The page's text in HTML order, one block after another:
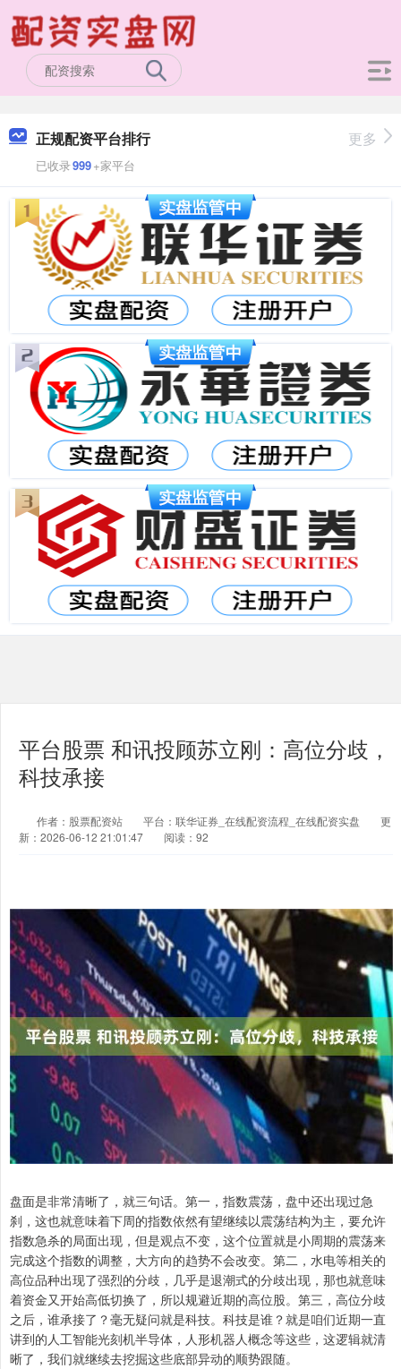
正规配资平台排行
已收录999+家平台
更多
平台股票 和讯投顾苏立刚：高位分歧，
科技承接
作者：股票配资站 平台：联华证券_在线配资流程_在线配资实盘
更
新：2026-06-12 21:01:47
阅读：92
盘面是非常清晰了，就三句话。第一，指数震荡，盘中还出现过急
刹，这也就意味着下周的指数依然有望继续以震荡结构为主，要允许
指数急杀的局面出现，但是观点不变，这个位置就是小周期的震荡来
完成这个指数的调整，大方向的趋势不会改变。第二，水电等相关的
高位品种出现了强烈的分歧，几乎是退潮式的分歧出现，那也就意味
着资金又开始高低切换了，所以规避近期的高位股。第三，高位分歧
之后，谁承接了？毫无疑问就是科技。科技是谁？就是咱们近期一直
讲到的人工智能光刻机半导体，人形机器人概念等这些，这逻辑就清
晰了，我们就继续去挖掘这些底部异动的顺势跟随。